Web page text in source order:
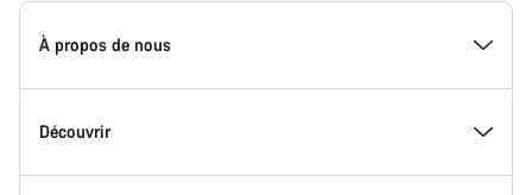
Page
d'accueil
Canyon
-
Canyon
À propos de nous
Inside Canyon
Découvrir